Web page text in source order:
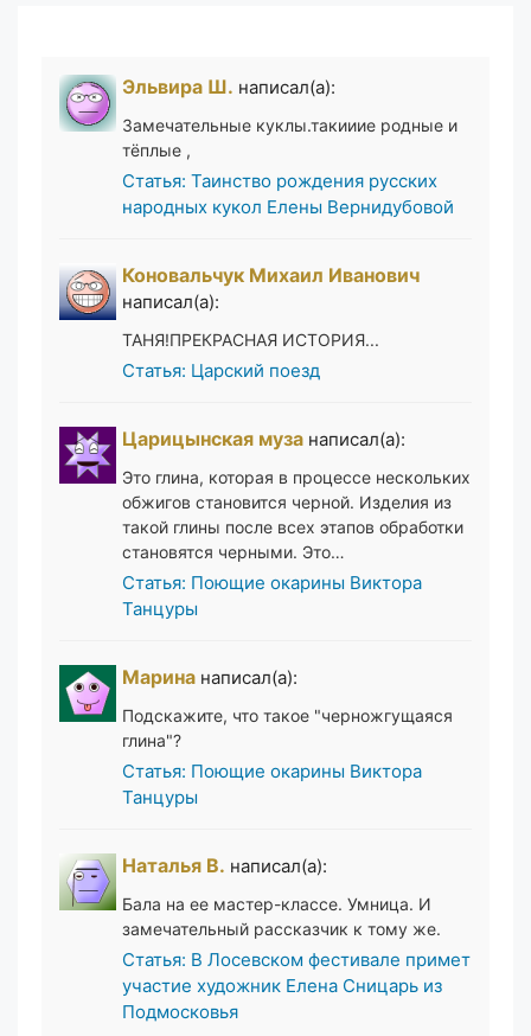
Эльвира Ш. написал(а):
Замечательные куклы.такииие родные и
тёплые ,
Статья: Таинство рождения русских
народных кукол Елены Вернидубовой
Коновальчук Михаил Иванович
написал(а):
ТАНЯ!ПРЕКРАСНАЯ ИСТОРИЯ...
Статья: Царский поезд
Царицынская муза написал(а):
Это глина, которая в процессе нескольких
обжигов становится черной. Изделия из
такой глины после всех этапов обработки
становятся черными. Это…
Статья: Поющие окарины Виктора
Танцуры
Марина написал(а):
Подскажите, что такое "черножгущаяся
глина"?
Статья: Поющие окарины Виктора
Танцуры
Наталья В. написал(а):
Бала на ее мастер-классе. Умница. И
замечательный рассказчик к тому же.
Статья: В Лосевском фестивале примет
участие художник Елена Сницарь из
Подмосковья